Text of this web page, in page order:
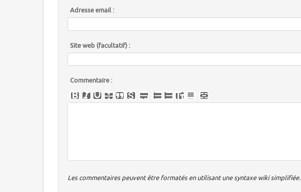
Adresse email :
Site web (facultatif) :
Commentaire :
Les commentaires peuvent être formatés en utilisant une syntaxe wiki simplifiée.